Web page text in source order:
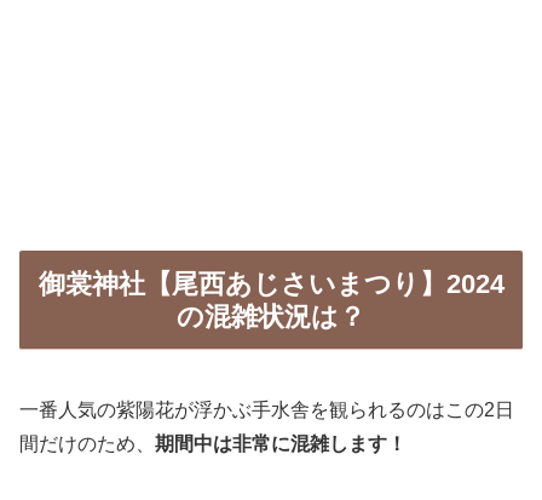
御裳神社【尾西あじさいまつり】2024
の混雑状況は？
一番人気の紫陽花が浮かぶ手水舎を観られるのはこの2日
間だけのため、 期間中は非常に混雑します！